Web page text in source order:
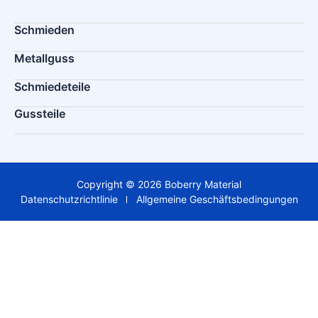
Schmieden
Metallguss
Schmiedeteile
Gussteile
Copyright © 2026 Boberry Material
Datenschutzrichtlinie
Allgemeine Geschäftsbedingungen